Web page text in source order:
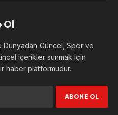
Ol
Güncel, Spor ve
içerikler sunmak için
haber platformudur.